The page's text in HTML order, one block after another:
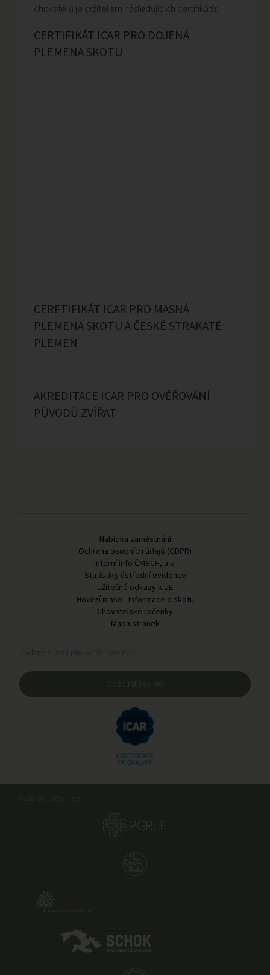
chovatelů je držitelem následujících certifikátů:
CERTIFIKÁT ICAR PRO DOJENÁ
PLEMENA SKOTU
CERFTIFIKÁT ICAR PRO MASNÁ
PLEMENA SKOTU A ČESKÉ STRAKATÉ
PLEMEN
AKREDITACE ICAR PRO OVĚŘOVÁNÍ
PŮVODŮ ZVÍŘAT
Nabídka zaměstnání
Ochrana osobních údajů (GDPR)
Interní info ČMSCH, a.s.
Statistiky ústřední evidence
Užitečné odkazy k ÚE
Hovězí maso - Informace o skotu
Chovatelské ročenky
Mapa stránek
Odebírat novinky
Akcionáři ČMSCH, a.s.: